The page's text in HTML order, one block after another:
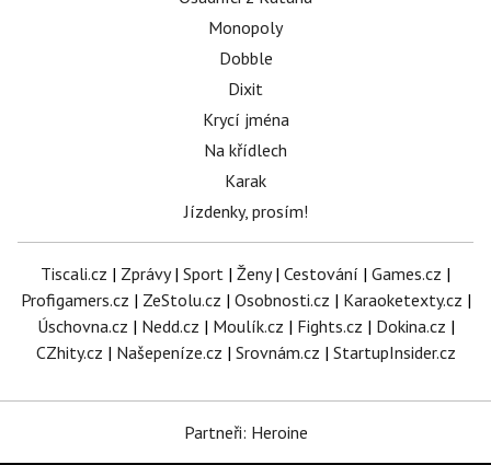
Monopoly
Dobble
Dixit
Krycí jména
Na křídlech
Karak
Jízdenky, prosím!
Tiscali.cz | Zprávy| Sport | Ženy| Cestování | Games.cz |
Profigamers.cz | ZeStolu.cz | Osobnosti.cz | Karaoketexty.cz |
Úschovna.cz | Nedd.cz | Moulík.cz | Fights.cz | Dokina.cz |
CZhity.cz | Našepeníze.cz | Srovnám.cz | StartupInsider.cz
Partneři: Heroine